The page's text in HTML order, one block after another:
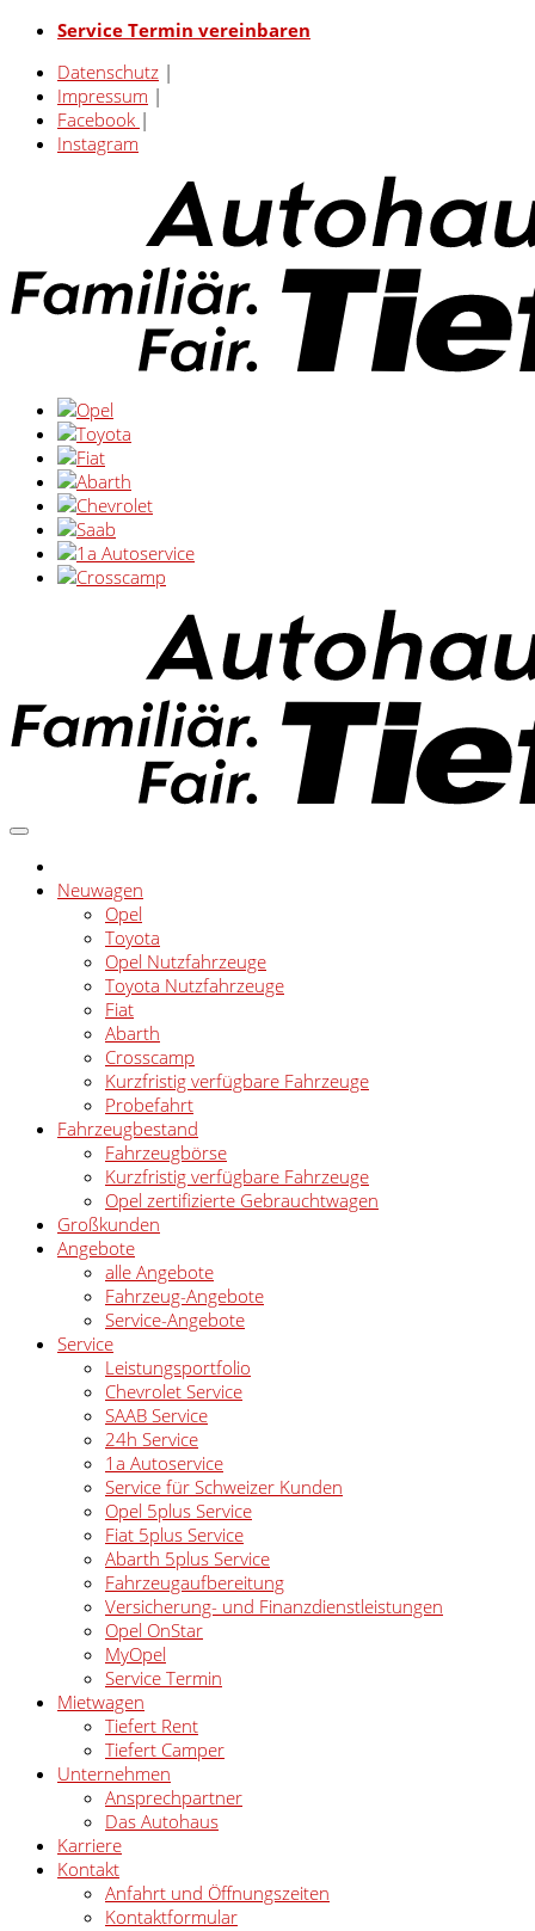
Service Termin vereinbaren
Datenschutz |
Impressum |
Facebook |
Instagram
Neuwagen
Opel
Toyota
Opel Nutzfahrzeuge
Toyota Nutzfahrzeuge
Fiat
Abarth
Crosscamp
Kurzfristig verfügbare Fahrzeuge
Probefahrt
Fahrzeugbestand
Fahrzeugbörse
Kurzfristig verfügbare Fahrzeuge
Opel zertifizierte Gebrauchtwagen
Großkunden
Angebote
alle Angebote
Fahrzeug-Angebote
Service-Angebote
Service
Leistungsportfolio
Chevrolet Service
SAAB Service
24h Service
1a Autoservice
Service für Schweizer Kunden
Opel 5plus Service
Fiat 5plus Service
Abarth 5plus Service
Fahrzeugaufbereitung
Versicherung- und Finanzdienstleistungen
Opel OnStar
MyOpel
Service Termin
Mietwagen
Tiefert Rent
Tiefert Camper
Unternehmen
Ansprechpartner
Das Autohaus
Karriere
Kontakt
Anfahrt und Öffnungszeiten
Kontaktformular